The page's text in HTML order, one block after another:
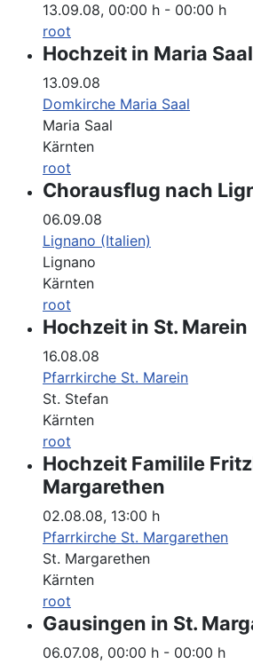
13.09.08, 00:00 h - 00:00 h
root
Hochzeit in Maria Saal
13.09.08
Domkirche Maria Saal
Maria Saal
Kärnten
root
Chorausflug nach
06.09.08
Lignano (Italien)
Lignano
Kärnten
root
Hochzeit in St. Marein
16.08.08
Pfarrkirche St. Marein
St. Stefan
Kärnten
root
Hochzeit Familile
Margarethen
02.08.08, 13:00 h
Pfarrkirche St. Margarethen
St. Margarethen
Kärnten
root
Gausingen in St.
06.07.08, 00:00 h - 00:00 h